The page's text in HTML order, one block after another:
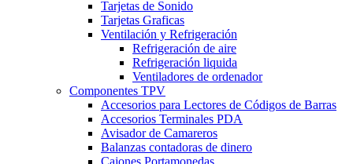
Tarjetas de Sonido
Tarjetas Graficas
Ventilación y Refrigeración
Refrigeración de aire
Refrigeración liquida
Ventiladores de ordenador
Componentes TPV
Accesorios para Lectores de Códigos de Barras
Accesorios Terminales PDA
Avisador de Camareros
Balanzas contadoras de dinero
Cajones Portamonedas